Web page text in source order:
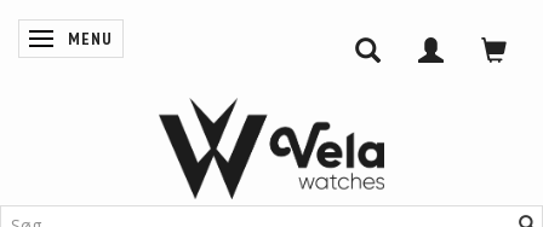
SKIFTE NAVIGATION
MENU